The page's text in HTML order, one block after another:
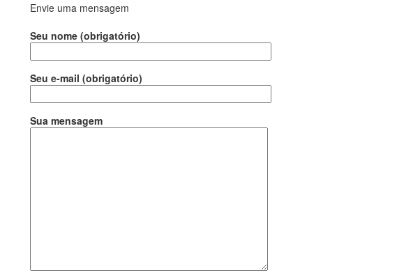
Envie uma mensagem
Seu nome (obrigatório)
Seu e-mail (obrigatório)
Sua mensagem